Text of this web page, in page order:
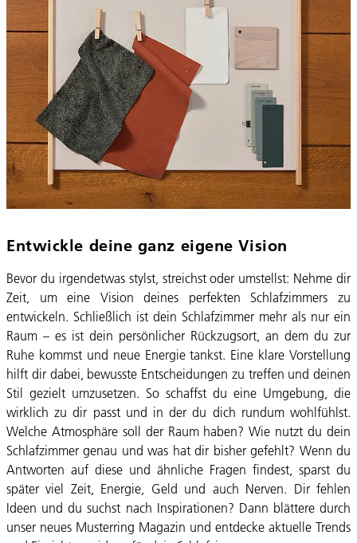
Entwickle deine ganz eigene Vision
Bevor du irgendetwas stylst, streichst oder umstellst: Nehme dir
Zeit, um eine Vision deines perfekten Schlafzimmers zu
entwickeln. Schließlich ist dein Schlafzimmer mehr als nur ein
Raum – es ist dein persönlicher Rückzugsort, an dem du zur
Ruhe kommst und neue Energie tankst. Eine klare Vorstellung
hilft dir dabei, bewusste Entscheidungen zu treffen und deinen
Stil gezielt umzusetzen. So schaffst du eine Umgebung, die
wirklich zu dir passt und in der du dich rundum wohlfühlst.
Welche Atmosphäre soll der Raum haben? Wie nutzt du dein
Schlafzimmer genau und was hat dir bisher gefehlt? Wenn du
Antworten auf diese und ähnliche Fragen findest, sparst du
später viel Zeit, Energie, Geld und auch Nerven. Dir fehlen
Ideen und du suchst nach Inspirationen? Dann blättere durch
unser neues Musterring Magazin und entdecke aktuelle Trends